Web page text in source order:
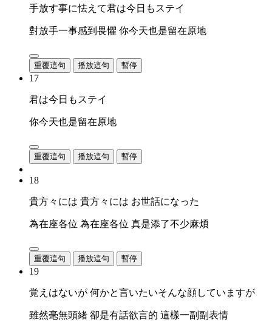
手放す事に怯えて君は今日もステイ
對放手一事感到畏懼 你今天也是留在原地
重覆這句 播放這句 暫停
17
君は今日もステイ
你今天也是留在原地
重覆這句 播放這句 暫停
18
貴方々には 貴方々には お世話になった
為在座各位 為在座各位 真是添了不少麻煩
重覆這句 播放這句 暫停
19
覚えはないが 何かと言いたいそんな顔していますが
雖然毫無頭緒 卻是有話欲言的 這樣一副副表情